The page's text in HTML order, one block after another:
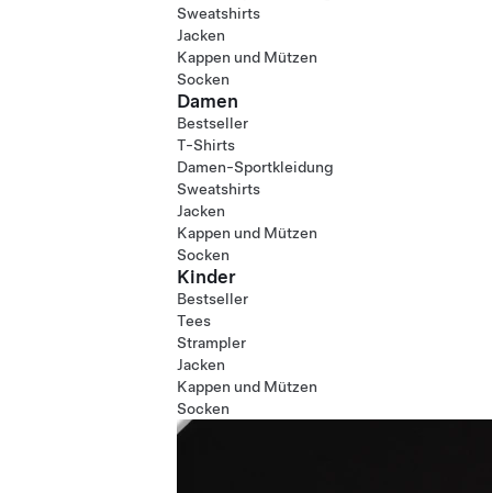
Sweatshirts
Jacken
Kappen und Mützen
Socken
Damen
Bestseller
T-Shirts
Damen-Sportkleidung
Sweatshirts
Jacken
Kappen und Mützen
Socken
Kinder
Bestseller
Tees
Strampler
Jacken
Kappen und Mützen
Socken